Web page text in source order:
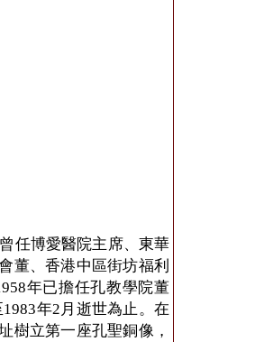
任博愛醫院主席、東華
董、香港中區街坊福利
年已擔任孔教學院董
年2月逝世為止。在
樹立第一座孔聖銅像，